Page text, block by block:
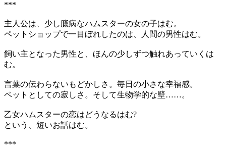
***
主人公は、少し臆病なハムスターの女の子はむ。
ペットショップで一目ぼれしたのは、人間の男性はむ。
飼い主となった男性と、ほんの少しずつ触れあっていくは
む。
言葉の伝わらないもどかしさ。毎日の小さな幸福感。
ペットとしての寂しさ。そして生物学的な壁……。
乙女ハムスターの恋はどうなるはむ?
という、短いお話はむ。
***